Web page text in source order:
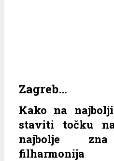
Zagreb…
Kako na
staviti točku
najbolje zna
filharmonija